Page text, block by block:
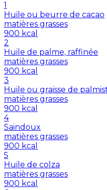
1
Huile ou beurre de cacao
matières grasses
900 kcal
2
Huile de palme, raffinée
matières grasses
900 kcal
3
Huile ou graisse de
matières grasses
900 kcal
4
Saindoux
matières grasses
900 kcal
5
Huile de colza
matières grasses
900 kcal